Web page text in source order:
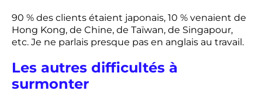
90 % des clients étaient japonais, 10 % venaient de
Hong Kong, de Chine, de Taïwan, de Singapour,
etc. Je ne parlais presque pas en anglais au travail.
Les autres difficultés à
surmonter